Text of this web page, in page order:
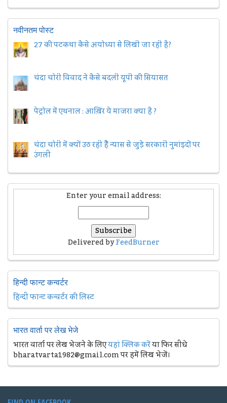
नवीनतम पोस्ट
27 की पटकथा कैसे अयोध्या से लिखी जा रही है?
चंदा चोरी विवाद ने कैसे बदली यूपी की सियासत
पेट्रोल में एथनाल : आख़िर ये माजरा क्या है ?
चंदा चोरी में क्यों उठ रही हैैं न्यास से जुड़े सरकारी नुमांइदों पर
उंगली
Enter your email address:
Delivered byFeedBurner
हिन्दी फान्ट कन्वर्टर
हिन्दी फान्ट कन्वर्टर की लिस्ट
भारत वार्ता पर लेख भेजे
भारत वार्ता पर लेख भेजने के लिएयहां क्लिक करेंया फिर सीधे
bharatvarta1982@gmail.com पर हमें लिख भेजें।